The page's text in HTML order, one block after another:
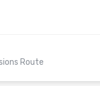
Route